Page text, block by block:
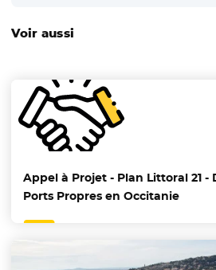
Voir aussi
Appel à Projet - Plan Littoral 21
Ports Propres en Occitanie